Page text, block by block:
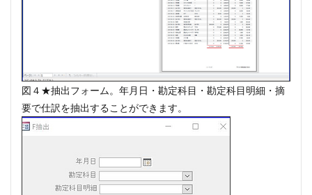
図４★抽出フォーム。年月日・勘定科目・勘定科目明細・摘
要​で仕訳を抽出することができます。
#nardini
#naturaltrunpet
#opera
#oratorio
#pergolesi
#piano
顧客管理名簿
検索